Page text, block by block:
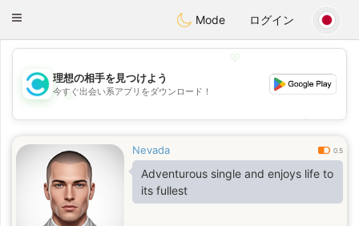
olombiaCitas
Toggle
Mode ログイン
💖
💕
理想の相手を見つけよう
今すぐ出会い系アプリをダウンロード！
Nevada 0.5
Adventurous single and enjoys life to
its fullest